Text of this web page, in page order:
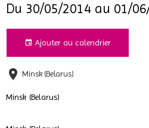
Du 30/05/2014 au 01/
Ajouter au calendrier
Minsk (Belarus)
Minsk (Belarus)